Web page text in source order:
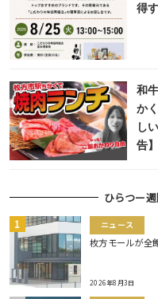
得
和
か
し
告】
ひらつー
ニュース
枚方モールが全
2026年8月3日